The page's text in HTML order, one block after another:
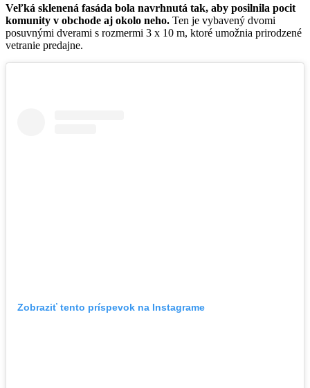
Veľká sklenená fasáda bola navrhnutá tak, aby posilnila pocit
komunity v obchode aj okolo neho. Ten je vybavený dvomi
posuvnými dverami s rozmermi 3 x 10 m, ktoré umožnia prirodzené
vetranie predajne.
Zobraziť tento príspevok na Instagrame